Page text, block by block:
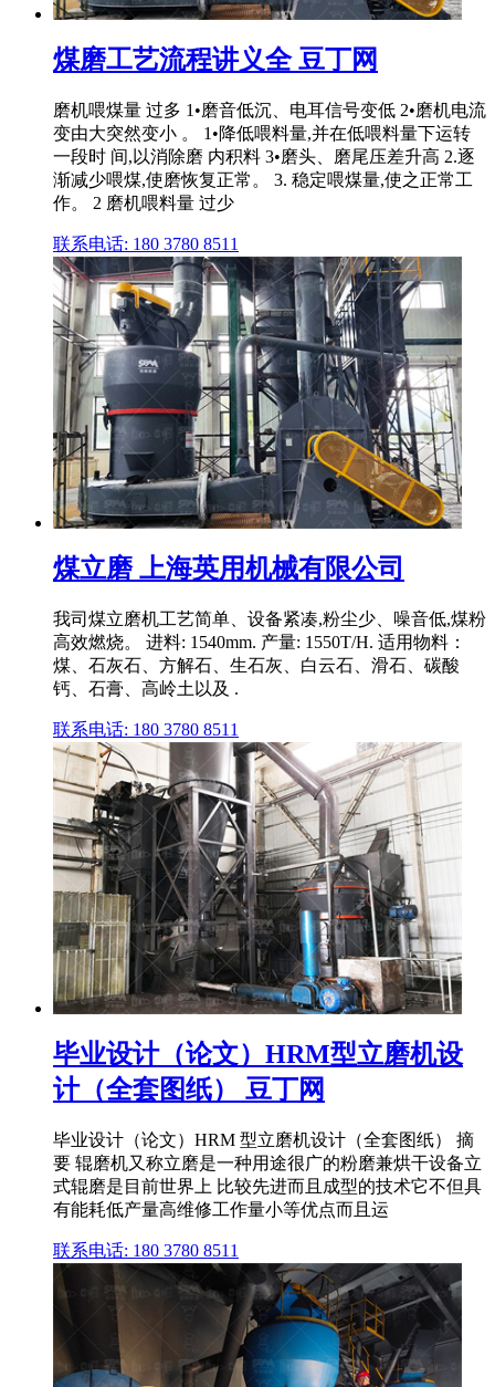
煤磨工艺流程讲义全 豆丁网
磨机喂煤量 过多 1•磨音低沉、电耳信号变低 2•磨机电流
变由大突然变小 。 1•降低喂料量,并在低喂料量下运转
一段时 间,以消除磨 内积料 3•磨头、磨尾压差升高 2.逐
渐减少喂煤,使磨恢复正常。 3. 稳定喂煤量,使之正常工
作。 2 磨机喂料量 过少
联系电话: 180 3780 8511
煤立磨 上海英用机械有限公司
我司煤立磨机工艺简单、设备紧凑,粉尘少、噪音低,煤粉
高效燃烧。 进料: 1540mm. 产量: 1550T/H. 适用物料：
煤、石灰石、方解石、生石灰、白云石、滑石、碳酸
钙、石膏、高岭土以及 .
联系电话: 180 3780 8511
毕业设计（论文）HRM型立磨机设
计（全套图纸） 豆丁网
毕业设计（论文）HRM 型立磨机设计（全套图纸） 摘
要 辊磨机又称立磨是一种用途很广的粉磨兼烘干设备立
式辊磨是目前世界上 比较先进而且成型的技术它不但具
有能耗低产量高维修工作量小等优点而且运
联系电话: 180 3780 8511